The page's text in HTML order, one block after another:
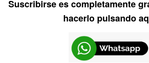
Suscribirse es completamente
hacerlo pulsando